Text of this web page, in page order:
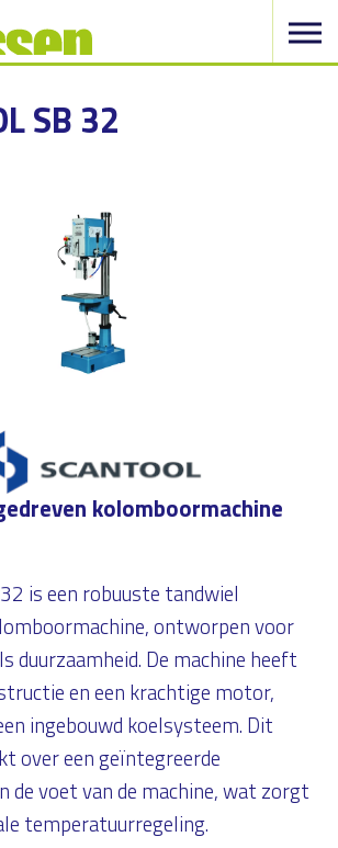
SB 32
kolomboormachine
is een robuuste tandwiel
ontworpen voor
duurzaamheid. De machine heeft
en een krachtige motor,
ingebouwd koelsysteem. Dit
over een geïntegreerde
de voet van de machine, wat zorgt
temperatuurregeling.